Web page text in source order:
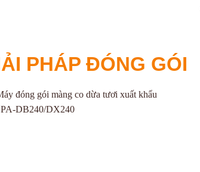
PHÁP ĐÓNG GÓI